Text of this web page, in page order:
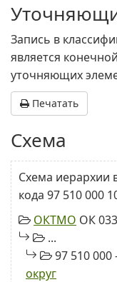
Запись в
является
уточняющих
Печатать
Схема
Схема иерархии
кода 97 510 000
ОКТМО ОК
...
97 510
округ